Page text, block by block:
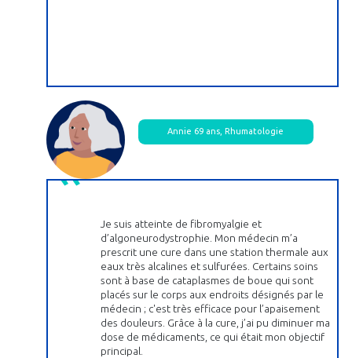
Annie 69 ans, Rhumatologie
Je suis atteinte de fibromyalgie et
d’algoneurodystrophie. Mon médecin m’a
prescrit une cure dans une station thermale aux
eaux très alcalines et sulfurées. Certains soins
sont à base de cataplasmes de boue qui sont
placés sur le corps aux endroits désignés par le
médecin ; c'est très efficace pour l’apaisement
des douleurs. Grâce à la cure, j’ai pu diminuer ma
dose de médicaments, ce qui était mon objectif
principal.